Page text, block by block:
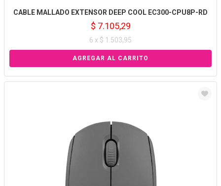
CABLE MALLADO EXTENSOR DEEP COOL EC300-CPU8P-RD
$ 7.105,29
6 x $ 1.503,95